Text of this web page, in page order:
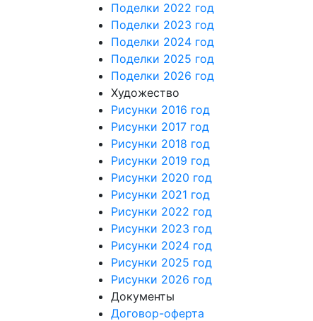
Поделки 2022 год
Поделки 2023 год
Поделки 2024 год
Поделки 2025 год
Поделки 2026 год
Художество
Рисунки 2016 год
Рисунки 2017 год
Рисунки 2018 год
Рисунки 2019 год
Рисунки 2020 год
Рисунки 2021 год
Рисунки 2022 год
Рисунки 2023 год
Рисунки 2024 год
Рисунки 2025 год
Рисунки 2026 год
Документы
Договор-оферта